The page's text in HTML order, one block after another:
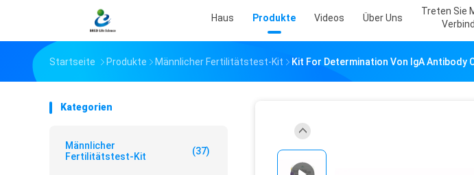
Haus Produkte Videos Über Uns
Treten Sie
Startseite Produkte Männlicher Fertilitätstest-Kit Kit For Determination Von IgA Antibody
Kategorien
Männlicher
Fertilitätstest-Kit
(37)